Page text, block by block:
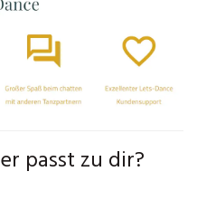
passt zu dir?